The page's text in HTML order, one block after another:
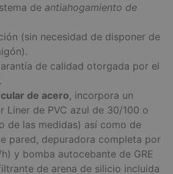
de antiahogamiento de
(sin necesidad de disponer de
de calidad otorgada por el
de acero, incorpora un
Liner de PVC azul de 30/100 o
de las medidas) así como de
pared, depuradora completa por
y bomba autocebante de GRE
de arena de silicio incluida